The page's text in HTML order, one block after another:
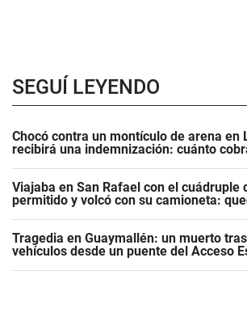
SEGUÍ LEYENDO
Chocó contra un montículo de arena en
recibirá una indemnización: cuánto
Viajaba en San Rafael con el cuádruple
permitido y volcó con su camioneta:
Tragedia en Guaymallén: un muerto
vehículos desde un puente del Acceso